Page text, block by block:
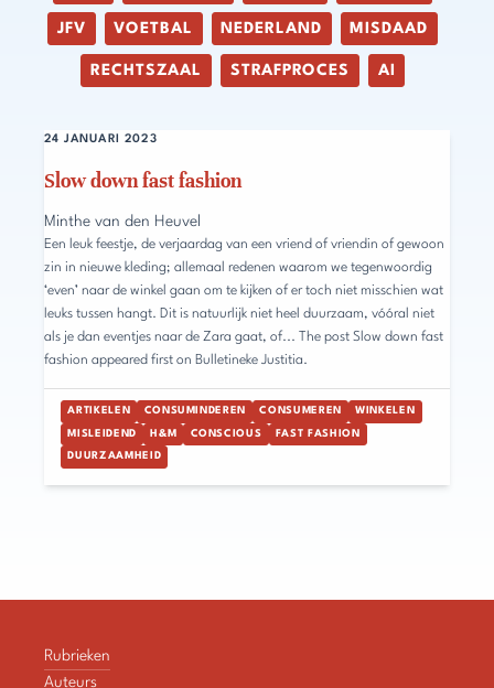
JFV VOETBAL NEDERLAND MISDAAD
RECHTSZAAL STRAFPROCES AI
Slow down fast fashion
24 JANUARI 2023
Minthe van den Heuvel
Een leuk feestje, de verjaardag van een vriend of vriendin of gewoon
zin in nieuwe kleding; allemaal redenen waarom we tegenwoordig
‘even’ naar de winkel gaan om te kijken of er toch niet misschien wat
leuks tussen hangt. Dit is natuurlijk niet heel duurzaam, vóóral niet
als je dan eventjes naar de Zara gaat, of... The post Slow down fast
fashion appeared first on Bulletineke Justitia.
ARTIKELEN CONSUMINDEREN CONSUMEREN WINKELEN
MISLEIDEND H&M CONSCIOUS FAST FASHION
DUURZAAMHEID
Rubrieken
Auteurs